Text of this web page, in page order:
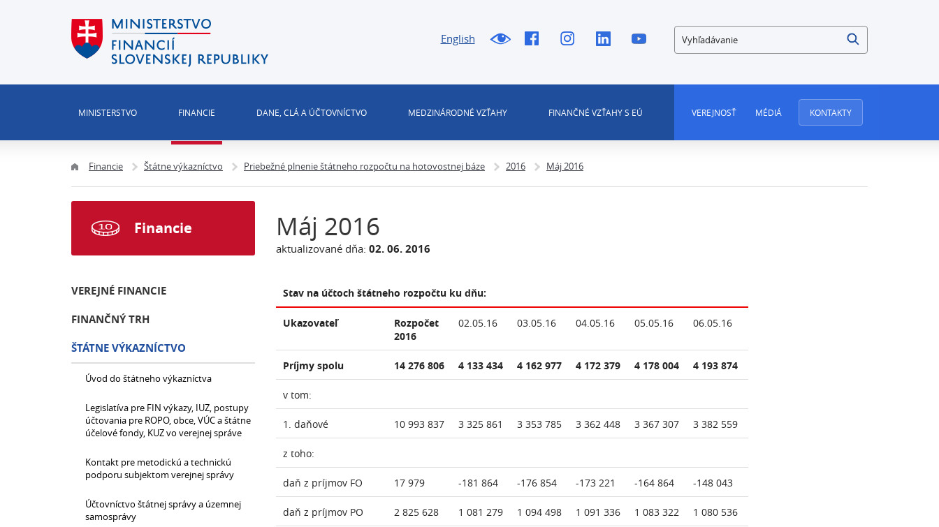
English Vyhľadávanie
MINISTERSTVO FINANCIE DANE, CLÁ A ÚČTOVNÍCTVO MEDZINÁRODNÉ VZŤAHY FINANČNÉ VZŤAHY S EÚ VEREJNOSŤ MÉDIÁ KONTAKTY
Financie Štátne výkazníctvo Priebežné plnenie štátneho rozpočtu na hotovostnej báze 2016 Máj 2016
Máj 2016
aktualizované dňa: 02. 06. 2016
Stav na účtoch štátneho rozpočtu ku dňu:
Ukazovateľ
Rozpočet
2016
02.05.16 03.05.16 04.05.16 05.05.16 06.05.16
Príjmy spolu 14 276 806 4 133 434 4 162 977 4 172 379 4 178 004 4 193 874
v tom:
1. daňové 10 993 837 3 325 861 3 353 785 3 362 448 3 367 307 3 382 559
z toho:
daň z príjmov FO 17 979 -181 864 -176 854 -173 221 -164 864 -148 043
daň z príjmov PO 2 825 628 1 081 279 1 094 498 1 091 336 1 083 322 1 080 536
Financie
VEREJNÉ FINANCIE
FINANČNÝ TRH
ŠTÁTNE VÝKAZNÍCTVO
Úvod do štátneho výkazníctva
Legislatíva pre FIN výkazy, IUZ, postupy
účtovania pre ROPO, obce, VÚC a štátne
účelové fondy, KUZ vo verejnej správe
Kontakt pre metodickú a technickú
podporu subjektom verejnej správy
Účtovníctvo štátnej správy a územnej
samosprávy